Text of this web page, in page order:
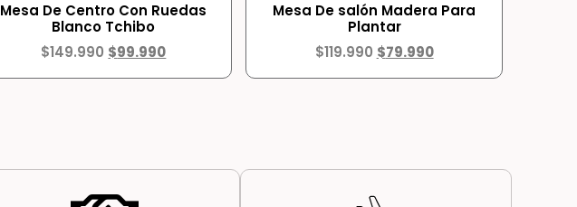
Mesa De Centro Con Ruedas
Blanco Tchibo
$149.990 $99.990
Mesa De salón Madera Para
Plantar
$119.990 $79.990